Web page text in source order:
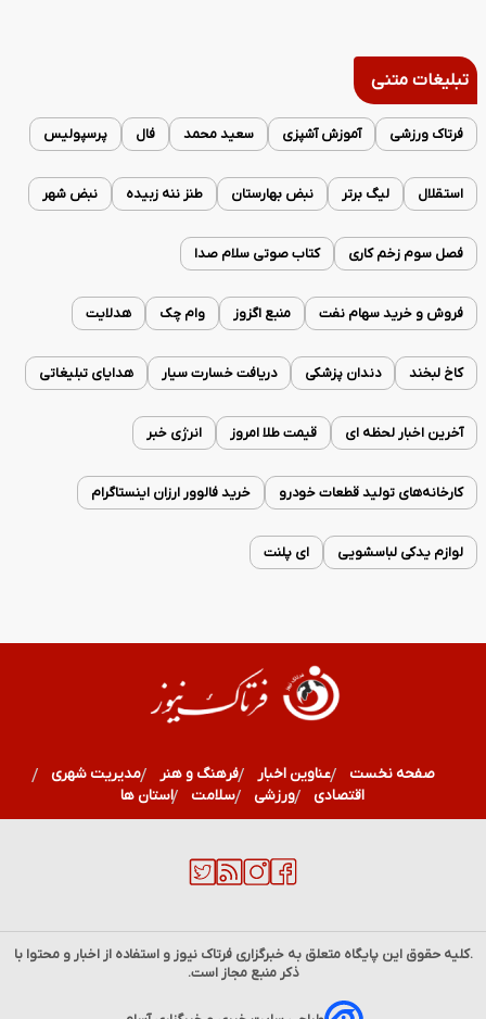
تبلیغات متنی
فرتاک ورزشی آموزش آشپزی سعید محمد فال پرسپولیس
استقلال لیگ برتر نبض بهارستان طنز ننه زبیده نبض شهر
فصل سوم زخم کاری کتاب صوتی سلام صدا
فروش و خرید سهام نفت منبع اگزوز وام چک هدلایت
کاخ لبخند دندان پزشکی دریافت خسارت سیار هدایای تبلیغاتی
آخرین اخبار لحظه ای قیمت طلا امروز انرژی خبر
کارخانه‌های تولید قطعات خودرو خرید فالوور ارزان اینستاگرام
لوازم یدکی لباسشویی ای پلنت
صفحه نخست عناوین اخبار فرهنگ و هنر
مدیریت شهری
اقتصادی
ورزشی سلامت استان ها
.کلیه حقوق این پایگاه متعلق به خبرگزاریفرتاک نیوز و استفاده از اخبار و محتوا با
ذکر منبع مجاز است.